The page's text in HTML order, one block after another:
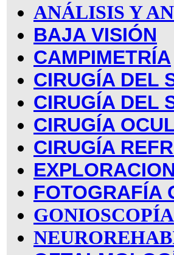
ANÁLISIS Y
BAJA VISIÓN
CAMPIMETRÍA
CIRUGÍA DEL
CIRUGÍA DEL
CIRUGÍA
CIRUGÍA
FOTOGRAFÍA
GONIOSCOPÍA